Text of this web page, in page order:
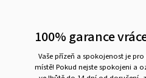
100% garance
Vaše přízeň a spokojenost je
místě! Pokud nejste spokojeni a